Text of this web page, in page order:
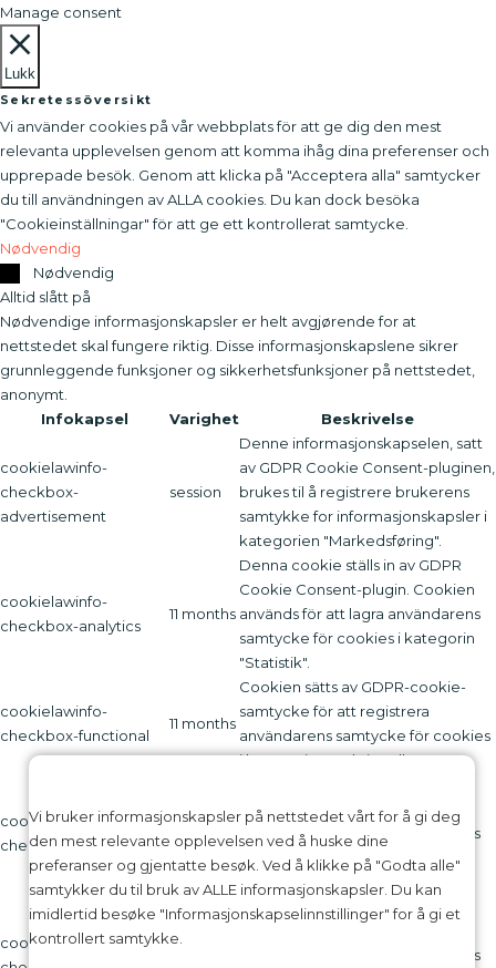
Vi bruker informasjonskapsler på nettstedet vårt for å gi deg
den mest relevante opplevelsen ved å huske dine
preferanser og gjentatte besøk. Ved å klikke på "Godta alle"
samtykker du til bruk av ALLE informasjonskapsler. Du kan
imidlertid besøke "Informasjonskapselinnstillinger" for å gi et
kontrollert samtykke.
Manage consent
Lukk
Sekretessöversikt
Vi använder cookies på vår webbplats för att ge dig den mest
relevanta upplevelsen genom att komma ihåg dina preferenser och
upprepade besök. Genom att klicka på "Acceptera alla" samtycker
du till användningen av ALLA cookies. Du kan dock besöka
"Cookieinställningar" för att ge ett kontrollerat samtycke.
Nødvendig
Nødvendig
Alltid slått på
Nødvendige informasjonskapsler er helt avgjørende for at
nettstedet skal fungere riktig. Disse informasjonskapslene sikrer
grunnleggende funksjoner og sikkerhetsfunksjoner på nettstedet,
anonymt.
Infokapsel
Varighet Beskrivelse
cookielawinfo-
checkbox-
advertisement
session
Denne informasjonskapselen, satt
av GDPR Cookie Consent-pluginen,
brukes til å registrere brukerens
samtykke for informasjonskapsler i
kategorien "Markedsføring".
cookielawinfo-
checkbox-analytics
11 months
Denna cookie ställs in av GDPR
Cookie Consent-plugin. Cookien
används för att lagra användarens
samtycke för cookies i kategorin
"Statistik".
cookielawinfo-
checkbox-functional
11 months
Cookien sätts av GDPR-cookie-
samtycke för att registrera
användarens samtycke för cookies
i kategorin "Funktionell".
cookielawinfo-
checkbox-necessary
11 months
Cookie Consent-plugin. Cookies
används för att lagra användarens
samtycke för cookies i kategorin
"Nödvändigt".
cookielawinfo-
Denna cookie ställs in av GDPR
används för att lagra användarens